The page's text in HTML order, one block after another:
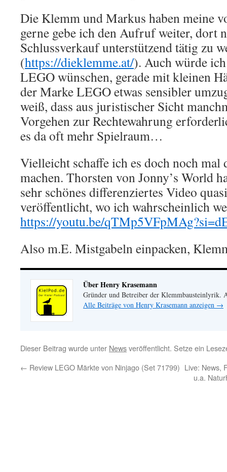
Die Klemm und Markus haben meine
gerne gebe ich den Aufruf weiter, dort
Schlussverkauf unterstützend tätig zu
(https://dieklemme.at/). Auch würde
LEGO wünschen, gerade mit kleinen
der Marke LEGO etwas sensibler
weiß, dass aus juristischer Sicht
Vorgehen zur Rechtewahrung
es da oft mehr Spielraum…
Vielleicht schaffe ich es doch noch mal
machen. Thorsten von Jonny’s World
sehr schönes differenziertes Video
veröffentlicht, wo ich wahrscheinlich
https://youtu.be/
Also m.E. Mistgabeln einpacken,
Über Henry Krasemann
Gründer und Betreiber der Klemmbausteinlyrik.
Alle Beiträge von Henry Krasemann anzeigen →
Dieser Beitrag wurde unter Newsveröffentlicht. Setze ein
← Review LEGO Märkte von Ninjago (Set 71799) Live: News,
u.a.